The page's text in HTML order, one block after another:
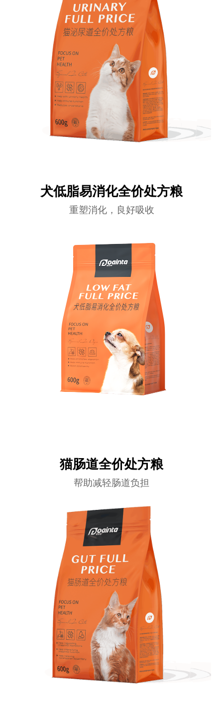
犬低脂易消化全价处方粮
重塑消化，良好吸收
猫肠道全价处方粮
帮助减轻肠道负担